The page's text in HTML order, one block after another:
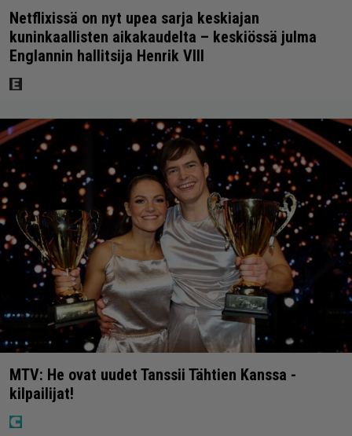
Netflixissä on nyt upea sarja keskiajan
kuninkaallisten aikakaudelta – keskiössä julma
Englannin hallitsija Henrik VIII
MTV: He ovat uudet Tanssii Tähtien Kanssa -
kilpailijat!